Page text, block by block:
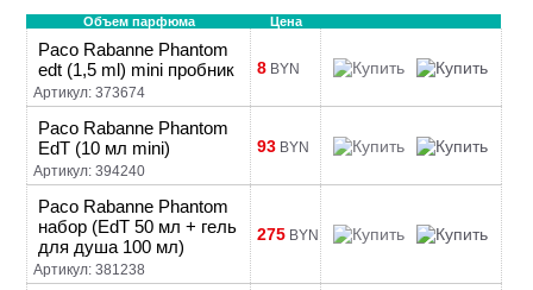
Объем парфюма Цена
Paco Rabanne Phantom
edt (1,5 ml) mini пробник
Артикул: 373674
8 BYN
Paco Rabanne Phantom
EdT (10 мл mini)
Артикул: 394240
93 BYN
Paco Rabanne Phantom
набор (EdT 50 мл + гель
для душа 100 мл)
Артикул: 381238
275 BYN